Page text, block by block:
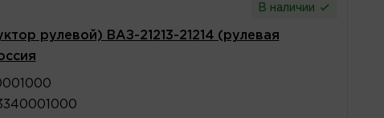
В наличии
рулевой) ВАЗ-21213-21214 (рулевая